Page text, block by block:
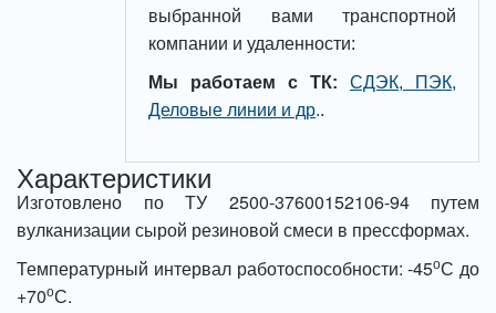
выбранной вами транспортной
компании и удаленности:
Мы работаем с ТК:
СДЭК, ПЭК,
Деловые линии и др..
Характеристики
Изготовлено по ТУ 2500-37600152106-94 путем
вулканизации сырой резиновой смеси в прессформах.
Температурный интервал работоспособности: -45оС до
+70оС.